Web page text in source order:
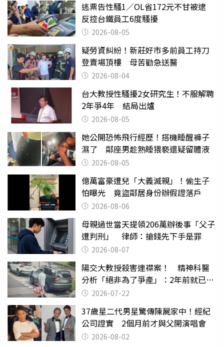
逃票告性騷1／OL省172元不甘被逮
反控台鐵員工6度騷擾
2026-08-05
疑勞資糾紛！新莊好市多前員工持刀
登賣場頂樓 母苦勸急送醫
2026-08-04
台大教授性騷擾2女研究生！不服解聘
2年爭4年 結局出爐
2026-08-05
她公開恐怖飛行經歷！搭機睡醒褲子
濕了 鄰座男趁熟睡猥褻還疑留體液
2026-08-05
億萬富豪遭兒「大義滅親」！偷生子
怕曝光 竟盜鄰居身份辦假證落戶
2026-08-06
母親過世當天提領206萬辦後事「父子
遭判刑」 律師：搶錢先下手是罪
2026-08-07
陽交大教授殺害連襟案！ 精神科醫
分析「絕非為了爭產」：2年前就已言
行詭異
2026-07-22
37歲星二代男星驚傳陳屍家中！經紀
公司證實 2個月前才與父開演唱會
2026-08-02